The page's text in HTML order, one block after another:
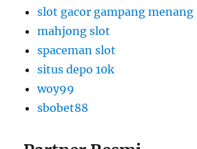
slot gacor gampang menang
mahjong slot
spaceman slot
situs depo 10k
woy99
sbobet88